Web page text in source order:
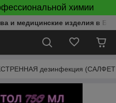
химии
и медицинские изделия в
дезинфекция